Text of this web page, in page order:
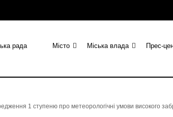
рада Місто Міська влада Прес-
1 ступеню про метеорологічні умови високого